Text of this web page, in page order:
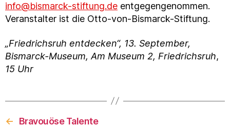
info@bismarck-stiftung.de entgegengenommen.
Veranstalter ist die Otto-von-Bismarck-Stiftung.
„Friedrichsruh entdecken“, 13. September,
Bismarck-Museum, Am Museum 2, Friedrichsruh,
15 Uhr
←
Bravouöse Talente